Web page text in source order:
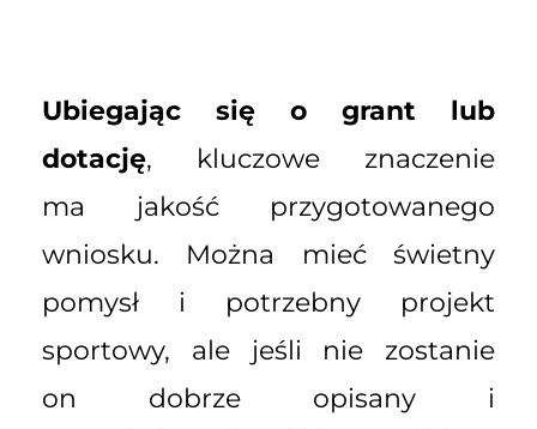
Ubiegając się o grant lub
dotację, kluczowe znaczenie
ma jakość przygotowanego
wniosku. Można mieć świetny
pomysł i potrzebny projekt
sportowy, ale jeśli nie zostanie
on dobrze opisany i